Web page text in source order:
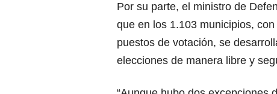
Por su parte, el ministro de
que en los 1.103 municipios, con
puestos de votación, se
elecciones de manera libre y